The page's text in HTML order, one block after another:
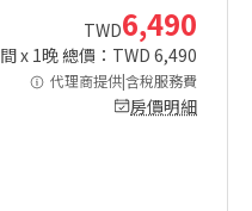
TWD6,490
間 x 1晚 總價：TWD 6,490
代理商提供|含稅服務費
房價明細